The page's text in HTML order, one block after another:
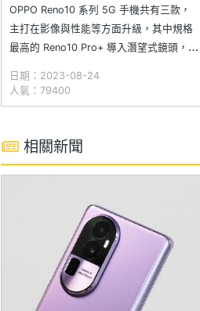
OPPO Reno10 系列 5G 手機共有三款，
主打在影像與性能等方面升級，其中規格
最高的 Reno10 Pro+ 導入潛望式鏡頭，配
載高通 Snapdragon 8+ Gen 1 旗艦平台；
雖然 Reno10 Pro 與 Reno10 Pro+ 是
日期：2023-08-24
人氣：79400
相關新聞